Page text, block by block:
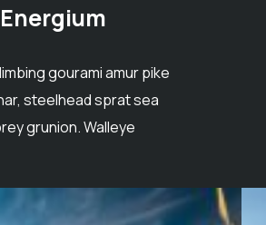
Energium
gourami amur pike
steelhead sprat sea
grunion. Walleye